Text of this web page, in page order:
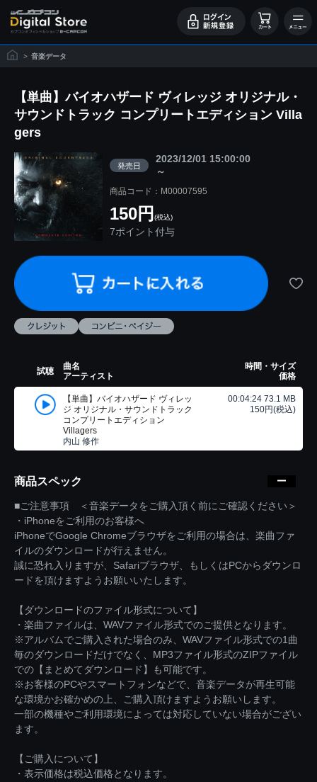
> 音楽データ
【単曲】バイオハザード ヴィレッジ オリジナル・
サウンドトラック コンプリートエディション Villa
gers
発売日
2023/12/01 15:00:00
～
商品コード：M00007595
150円 (税込)
7ポイント付与
試聴
曲名
アーティスト
時間・サイズ
価格
【単曲】バイオハザード ヴィレッ
ジ オリジナル・サウンドトラック
コンプリートエディション
Villagers
内山 修作
00:04:24 73.1 MB
150円(税込)
商品スペック
■ご注意事項 ＜音楽データをご購入頂く前にご確認ください＞
・iPhoneをご利用のお客様へ
iPhoneでGoogle Chromeブラウザをご利用の場合は、楽曲ファ
イルのダウンロードが行えません。
誠に恐れ入りますが、Safariブラウザ、もしくはPCからダウンロ
ードを頂けますようお願いいたします。
【ダウンロードのファイル形式について】
・楽曲ファイルは、WAVファイル形式でのご提供となります。
※アルバムでご購入された場合のみ、WAVファイル形式での1曲
毎のダウンロードだけでなく、MP3ファイル形式のZIPファイル
での【まとめてダウンロード】も可能です。
※お客様のPCやスマートフォンなどで、音楽データが再生可能
な環境かお確かめの上、ご購入頂けますようお願いします。
一部の機種やご利用環境によっては対応していない場合がござい
ます。
【ご購入について】
・表示価格は税込価格となります。